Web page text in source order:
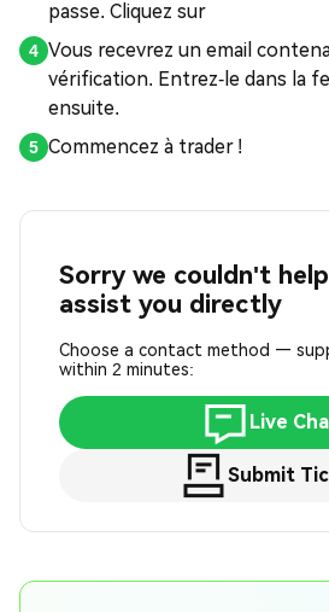
passe. Cliquez sur
Vous recevrez un email
vérification. Entrez-le dans la
ensuite.
Commencez à trader !
Sorry we couldn't
assist you directly
Choose a contact method —
within 2 minutes:
Live
Submit